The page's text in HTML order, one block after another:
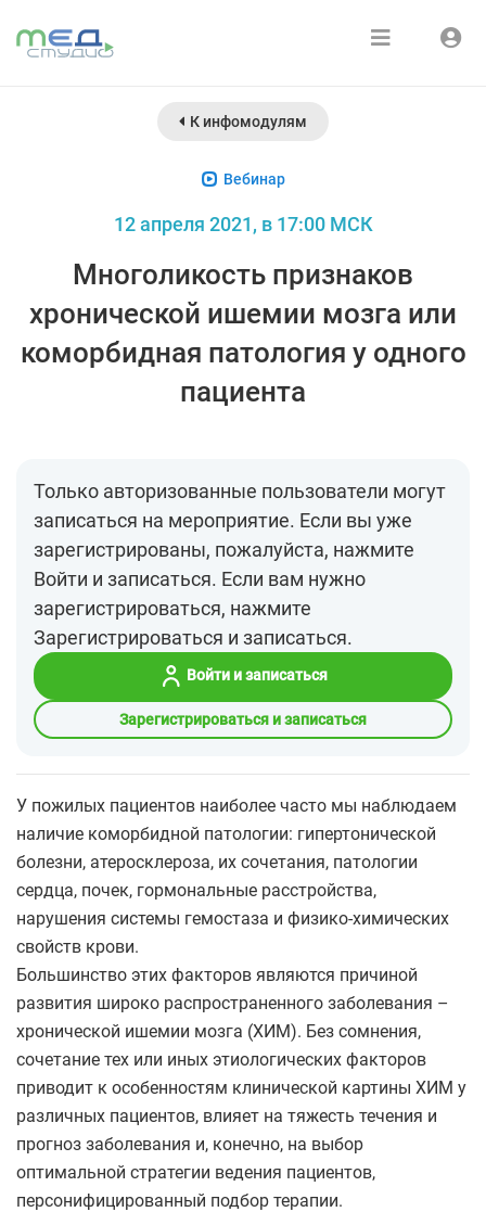
Курсы
Медиатека
Зарегистрироваться
К инфомодулям
Вебинар
12 апреля 2021, в 17:00 МСК
Многоликость признаков
хронической ишемии мозга или
коморбидная патология у одного
пациента
Только авторизованные пользователи могут
записаться на мероприятие. Если вы уже
зарегистрированы, пожалуйста, нажмите
Войти и записаться. Если вам нужно
зарегистрироваться, нажмите
Зарегистрироваться и записаться.
Войти и записаться
Зарегистрироваться и записаться
У пожилых пациентов наиболее часто мы наблюдаем
наличие коморбидной патологии: гипертонической
болезни, атеросклероза, их сочетания, патологии
сердца, почек, гормональные расстройства,
нарушения системы гемостаза и физико-химических
свойств крови.
Большинство этих факторов являются причиной
развития широко распространенного заболевания –
хронической ишемии мозга (ХИМ). Без сомнения,
сочетание тех или иных этиологических факторов
приводит к особенностям клинической картины ХИМ у
различных пациентов, влияет на тяжесть течения и
прогноз заболевания и, конечно, на выбор
оптимальной стратегии ведения пациентов,
персонифицированный подбор терапии.